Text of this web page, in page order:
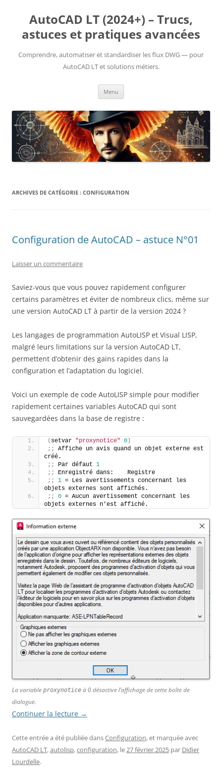
contenuAutoCAD LT (2024+) – Trucs,
astuces et pratiques avancées
Comprendre, automatiser et standardiser les flux DWG — pour
AutoCAD LT et solutions métiers.
Menu
ARCHIVES DE CATÉGORIE : CONFIGURATION
Configuration de AutoCAD – astuce N°01
Laisser un commentaire
Saviez-vous que vous pouvez rapidement configurer
certains paramètres et éviter de nombreux clics, même sur
une version AutoCAD LT à partir de la version 2024 ?
Les langages de programmation AutoLISP et Visual LISP,
malgré leurs limitations sur la version AutoCAD LT,
permettent d’obtenir des gains rapides dans la
configuration et l’adaptation du logiciel.
Voici un exemple de code AutoLISP simple pour modifier
rapidement certaines variables AutoCAD qui sont
sauvegardées dans la base de registre :
( setvar "proxynotice" 0 )
;;
Affiche un avis quand un objet externe est
créé.
;;
Par défaut 1
;;
Enregistré dans:    Registre
;;
1 = Les avertissements concernant les
objets externes sont affichés.
;;
0 = Aucun avertissement concernant les
objets externes n'est affiché.
La variable proxynotice à 0 désactive l’affichage de cette boîte de
dialogue.
Continuer la lecture →
Cette entrée a été publiée dansConfiguration, et marquée avec
AutoCAD LT,autolisp,configuration, le27 février 2025 par Didier
Lourdelle.